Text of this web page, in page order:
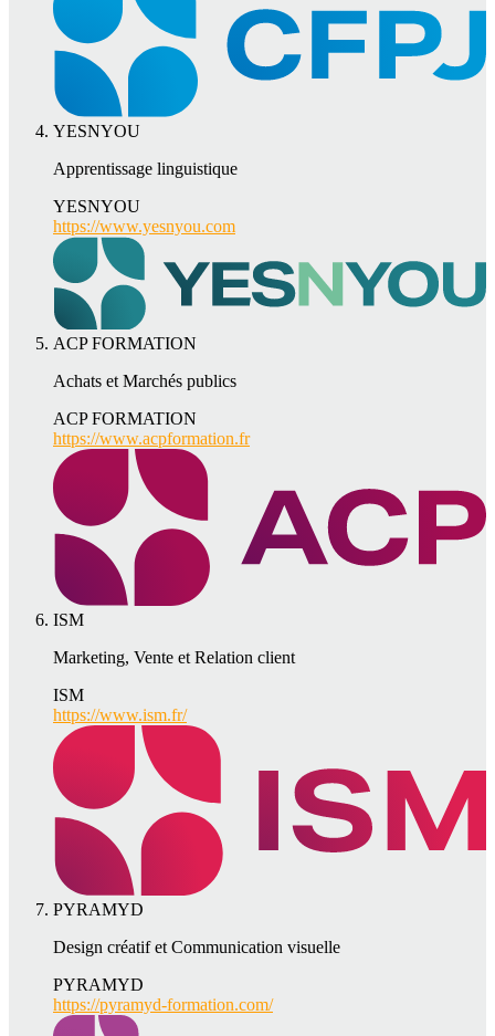
YESNYOU
Apprentissage linguistique
YESNYOU
https://www.yesnyou.com
ACP FORMATION
Achats et Marchés publics
ACP FORMATION
https://www.acpformation.fr
ISM
Marketing, Vente et Relation client
ISM
https://www.ism.fr/
PYRAMYD
Design créatif et Communication visuelle
PYRAMYD
https://pyramyd-formation.com/